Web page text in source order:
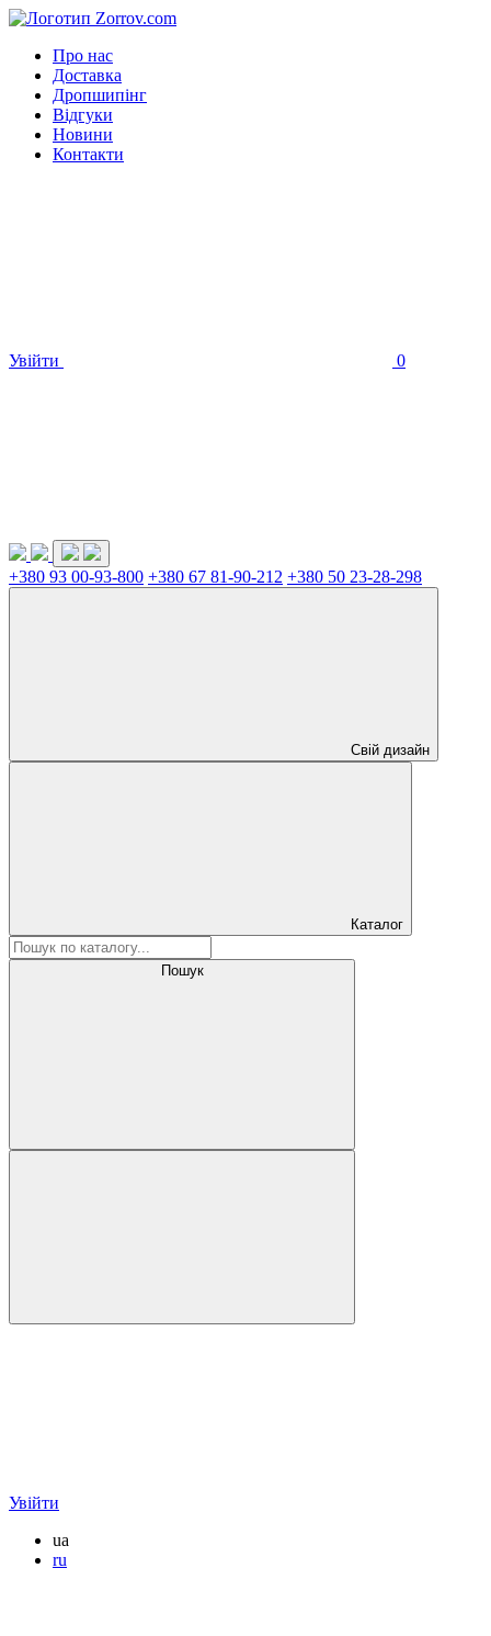
Про нас
Доставка
Дропшипінг
Відгуки
Новини
Контакти
Увійти 0
+380 93 00-93-800 +380 67 81-90-212 +380 50 23-28-298
Свій дизайн
Каталог
Пошук
Увійти
ua
ru